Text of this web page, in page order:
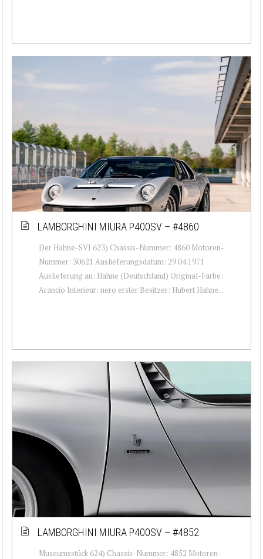
LAMBORGHINI MIURA P400SV – #4860
Der Hahne-SVJ 623) Chassis-Nummer: 4860 Motoren-
Nummer: 30621 Auslieferungsdatum: 29.04.1971
Auslieferung an: Hahne (Deutschland) Original-Farbe:
Arancio Interieur: nero erster Besitzer: Hubert Hahne...
LAMBORGHINI MIURA P400SV – #4852
Museumsstück 624) Chassis-Nummer: 4852 Motoren-